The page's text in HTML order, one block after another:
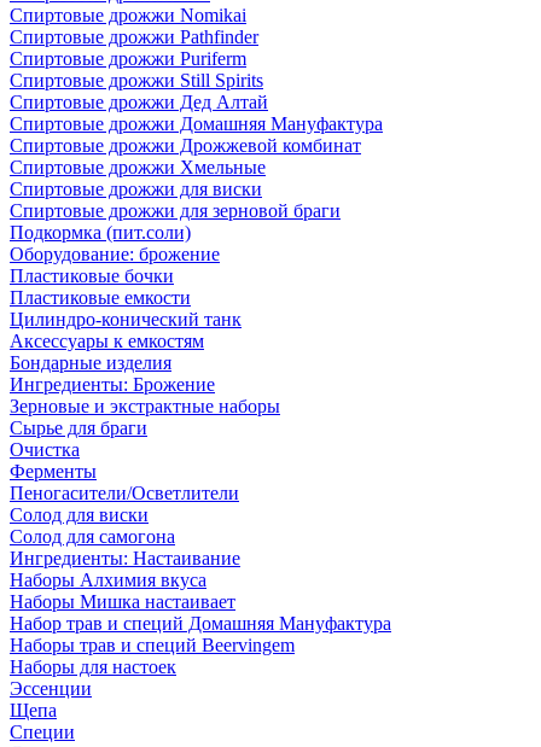
Спиртовые дрожжи Nomikai
Спиртовые дрожжи Pathfinder
Спиртовые дрожжи Puriferm
Спиртовые дрожжи Still Spirits
Спиртовые дрожжи Дед Алтай
Спиртовые дрожжи Домашняя Мануфактура
Спиртовые дрожжи Дрожжевой комбинат
Спиртовые дрожжи Хмельные
Спиртовые дрожжи для виски
Спиртовые дрожжи для зерновой браги
Подкормка (пит.соли)
Оборудование: брожение
Пластиковые бочки
Пластиковые емкости
Цилиндро-конический танк
Аксессуары к емкостям
Бондарные изделия
Ингредиенты: Брожение
Зерновые и экстрактные наборы
Сырье для браги
Очистка
Ферменты
Пеногасители/Осветлители
Солод для виски
Солод для самогона
Ингредиенты: Настаивание
Наборы Алхимия вкуса
Наборы Мишка настаивает
Набор трав и специй Домашняя Мануфактура
Наборы трав и специй Beervingem
Наборы для настоек
Эссенции
Щепа
Специи